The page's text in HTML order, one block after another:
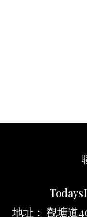
地址： 觀塘道